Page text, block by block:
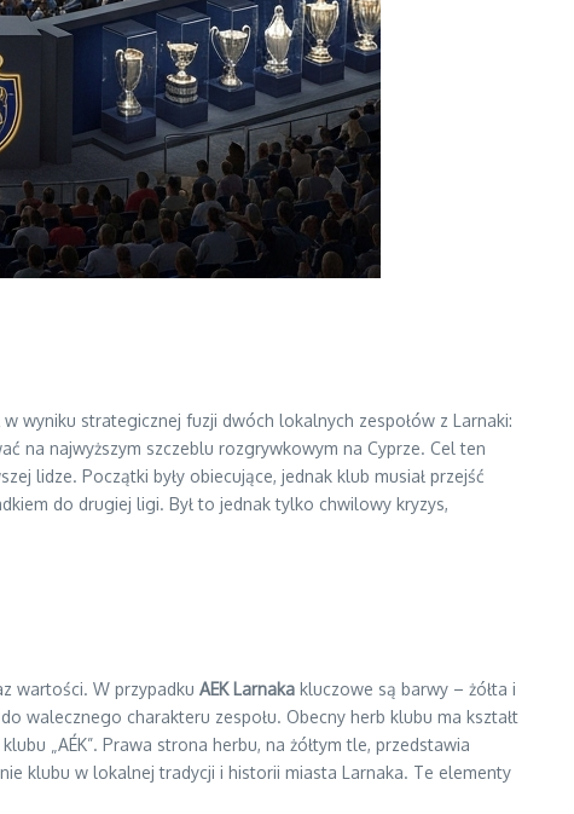
w wyniku strategicznej fuzji dwóch lokalnych zespołów z Larnaki:
na najwyższym szczeblu rozgrywkowym na Cyprze. Cel ten
lidze. Początki były obiecujące, jednak klub musiał przejść
do drugiej ligi. Był to jednak tylko chwilowy kryzys,
wartości. W przypadku AEK Larnaka kluczowe są barwy – żółta i
walecznego charakteru zespołu. Obecny herb klubu ma kształt
„AÉK”. Prawa strona herbu, na żółtym tle, przedstawia
klubu w lokalnej tradycji i historii miasta Larnaka. Te elementy